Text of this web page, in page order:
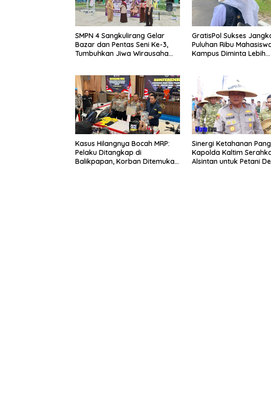
SMPN 4 Sangkulirang Gelar
Bazar dan Pentas Seni Ke-3,
Tumbuhkan Jiwa Wirausaha
GratisPol Sukses
Puluhan Ribu
Kampus Diminta Lebih
Kasus Hilangnya Bocah MRP:
Pelaku Ditangkap di
Balikpapan, Korban Ditemukan
Sinergi Ketahanan
Kapolda Kaltim
Alsintan untuk Petani